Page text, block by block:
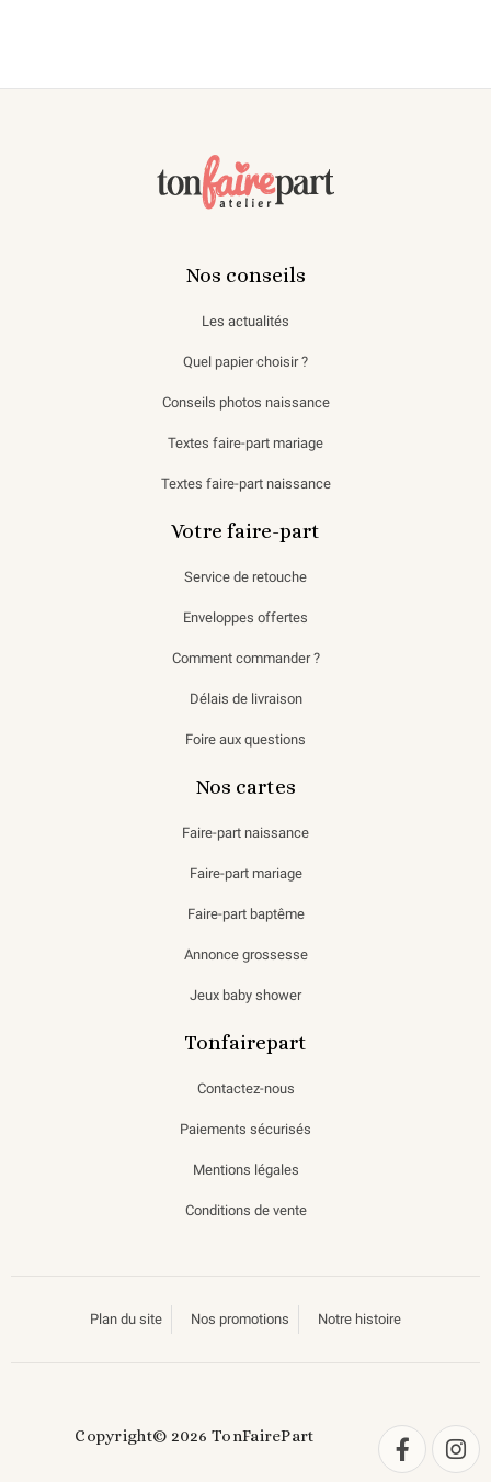
Nos conseils
Les actualités
Quel papier choisir ?
Conseils photos naissance
Textes faire-part mariage
Textes faire-part naissance
Votre faire-part
Service de retouche
Enveloppes offertes
Comment commander ?
Délais de livraison
Foire aux questions
Nos cartes
Faire-part naissance
Faire-part mariage
Faire-part baptême
Annonce grossesse
Jeux baby shower
Tonfairepart
Contactez-nous
Paiements sécurisés
Mentions légales
Conditions de vente
Plan du site Nos promotions Notre histoire
Copyright© 2026 TonFairePart